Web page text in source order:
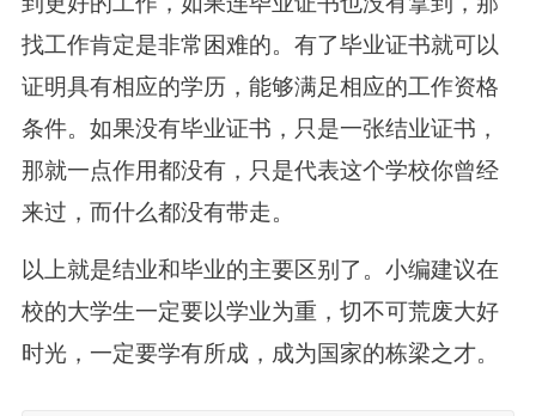
找工作肯定是非常困难的。有了毕业证书就可以
证明具有相应的学历，能够满足相应的工作资格
条件。如果没有毕业证书，只是一张结业证书，
那就一点作用都没有，只是代表这个学校你曾经
来过，而什么都没有带走。
以上就是结业和毕业的主要区别了。小编建议在
校的大学生一定要以学业为重，切不可荒废大好
时光，一定要学有所成，成为国家的栋梁之才。